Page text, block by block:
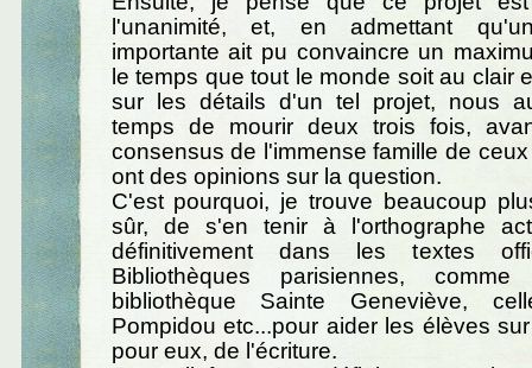
l'unanimité, et, en admettant
importante ait pu convaincre un
le temps que tout le monde soit au clair
sur les détails d'un tel projet, nous
temps de mourir deux trois fois,
consensus de l'immense famille de
ont des opinions sur la question.
C'est pourquoi, je trouve beaucoup
sûr, de s'en tenir à l'orthographe
définitivement dans les textes
Bibliothèques parisiennes,
bibliothèque Sainte Geneviève,
Pompidou etc...pour aider les élèves
pour eux, de l'écriture.